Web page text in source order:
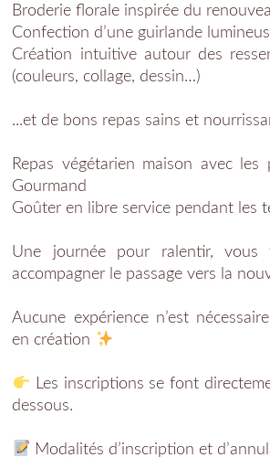
Broderie florale inspirée du
Confection d’une guirlande
Création intuitive autour des
(couleurs, collage, dessin…)
...et de bons repas sains et
Repas végétarien maison avec les
Gourmand
Goûter en libre service pendant les
Une journée pour ralentir,
accompagner le passage vers la
Aucune expérience n’est
en création
Les inscriptions se font
dessous.
Modalités d’inscription et